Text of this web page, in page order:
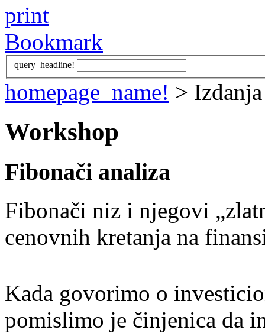
print
Bookmark
query_headline!
homepage_name! >
Workshop
Fibonači analiza
Fibonači niz i njegovi
cenovnih kretanja na
Kada govorimo o
pomislimo je činjenica da